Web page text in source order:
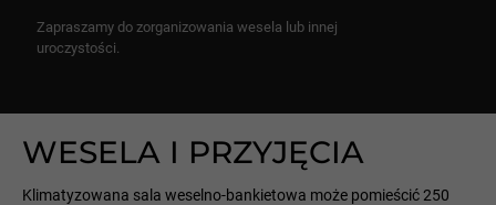
Zapraszamy do zorganizowania wesela lub innej
uroczystości.
WESELA I PRZYJĘCIA
Klimatyzowana sala weselno-bankietowa może pomieścić 250